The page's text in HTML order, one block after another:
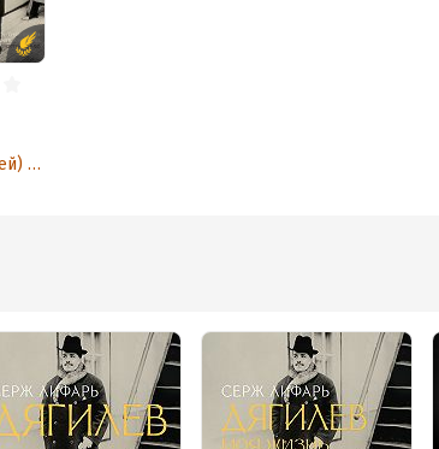
Серж (Сергей) Лифарь